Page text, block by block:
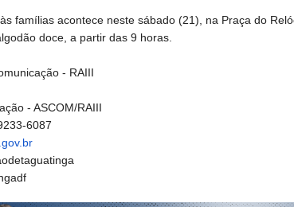
famílias acontece neste sábado (21), na Praça do
doce, a partir das 9 horas.
- RAIII
- ASCOM/RAIII
6087